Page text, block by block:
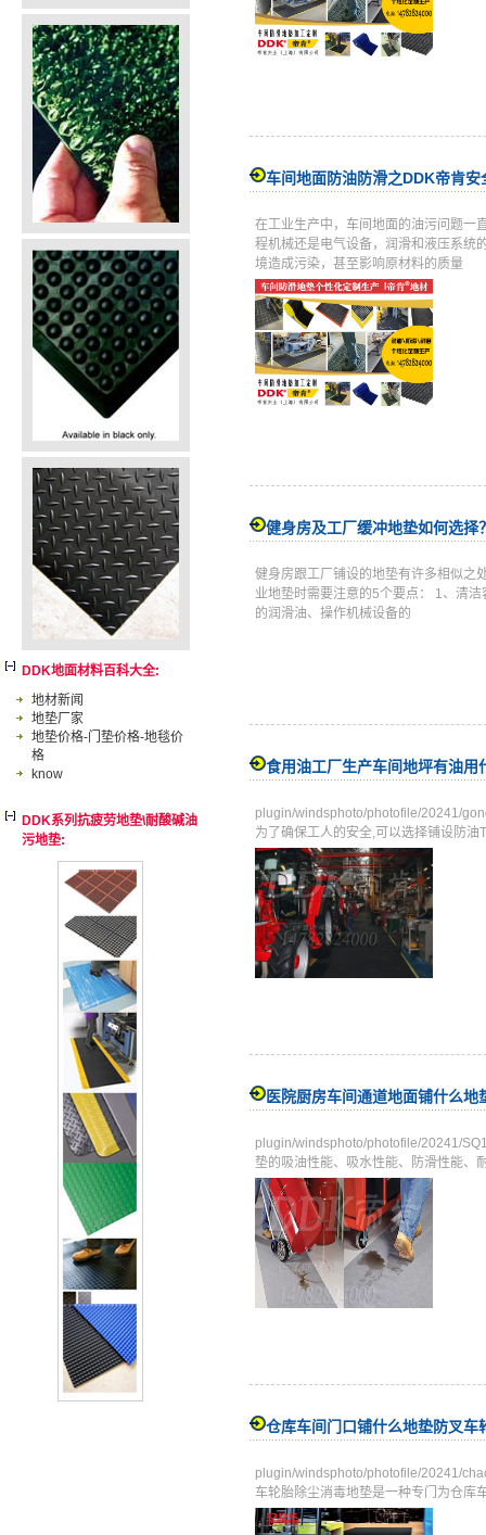
DDK地面材料百科大全:
地材新闻
地垫厂家
地垫价格-门垫价格-地毯价
格
know
DDK系列抗疲劳地垫\耐酸碱油
污地垫:
车间地面防油防滑之DDK帝肯安
在工业生产中，车间地面的油污问题一
程机械还是电气设备，润滑和液压系统
境造成污染，甚至影响原材料的质量
健身房及工厂缓冲地垫如何选择
健身房跟工厂铺设的地垫有许多相似之
业地垫时需要注意的5个要点： 1、清
的润滑油、操作机械设备的
食用油工厂生产车间地坪有油用
plugin/windsphoto/photofile/20241/
为了确保工人的安全,可以选择铺设防油
医院厨房车间通道地面铺什么
plugin/windsphoto/photofile/20241/
垫的吸油性能、吸水性能、防滑性能、
仓库车间门口铺什么地垫防叉
plugin/windsphoto/photofile/20241/
车轮胎除尘消毒地垫是一种专门为仓库